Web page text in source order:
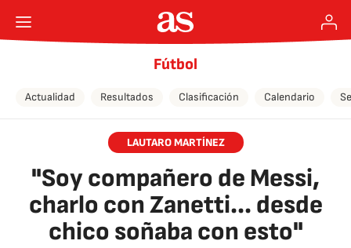
Fútbol
Actualidad Resultados Clasificación Calendario
LAUTARO MARTÍNEZ
"Soy compañero de Messi,
charlo con Zanetti... desde
chico soñaba con esto"